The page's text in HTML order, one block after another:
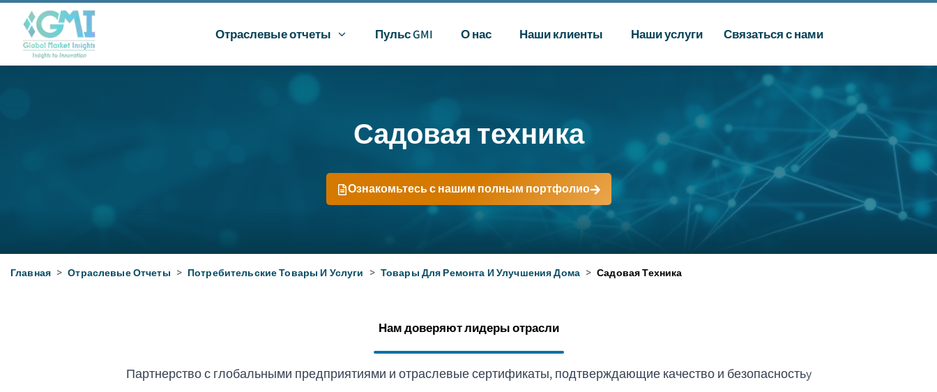
Отраслевые отчеты Пульс GMI О нас Наши клиенты Наши услуги Связаться с нами
Садовая техника
Ознакомьтесь с нашим полным портфолио
Главная > Отраслевые Отчеты > Потребительские Товары И Услуги > Товары Для Ремонта И Улучшения Дома > Садовая Техника
Нам доверяют лидеры отрасли
Партнерство с глобальными предприятиями и отраслевые сертификаты, подтверждающие качество и безопасностьy